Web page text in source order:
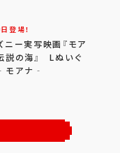
登場！
ニー実写映画『モア
説の海』 Lぬいぐ
モアナ‐